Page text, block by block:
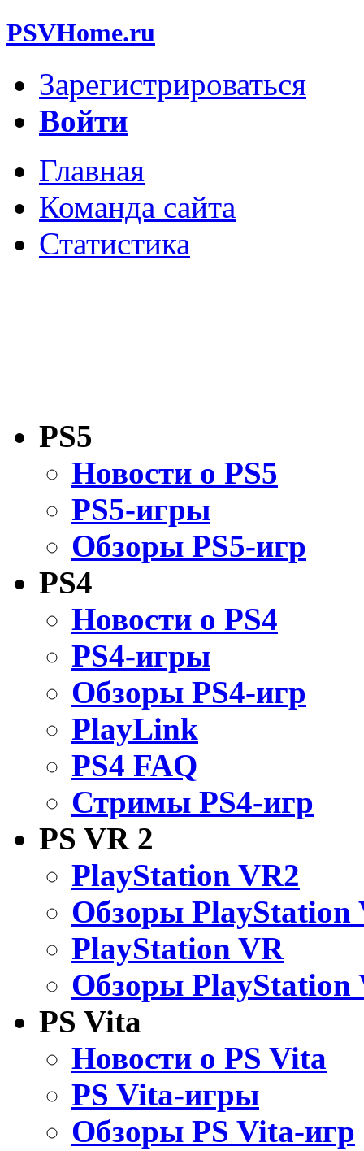
PSVHome.ru
Зарегистрироваться
Войти
Главная
Команда сайта
Статистика
PS5
Новости о PS5
PS5-игры
Обзоры PS5-игр
PS4
Новости о PS4
PS4-игры
Обзоры PS4-игр
PlayLink
PS4 FAQ
Стримы PS4-игр
PS VR 2
PlayStation VR2
Обзоры PlayStation
PlayStation VR
Обзоры PlayStation
PS Vita
Новости о PS Vita
PS Vita-игры
Обзоры PS Vita-игр